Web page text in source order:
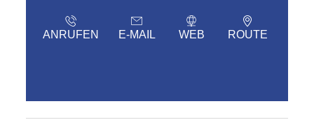
ANRUFEN E-MAIL WEB ROUTE